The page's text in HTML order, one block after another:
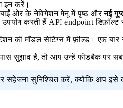
इन करें।
बाईं ओर के नेविगेशन मेनू में पृष्ठ औरनई
करती हैं API endpoint
की मॉडल सेटिंग्स में फ़ील्ड। एक बार
सुझाव हैं, तो आप उन्हेंफीडबैकपर
सहेजना सुनिश्चित करें, क्योंकि आप इसे